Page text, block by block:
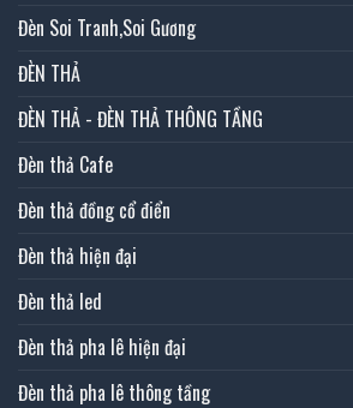
Đèn Soi Tranh,Soi Gương
ĐÈN THẢ
ĐÈN THẢ - ĐÈN THẢ THÔNG TẦNG
Đèn thả Cafe
Đèn thả đồng cổ điển
Đèn thả hiện đại
Đèn thả led
Đèn thả pha lê hiện đại
Đèn thả pha lê thông tầng